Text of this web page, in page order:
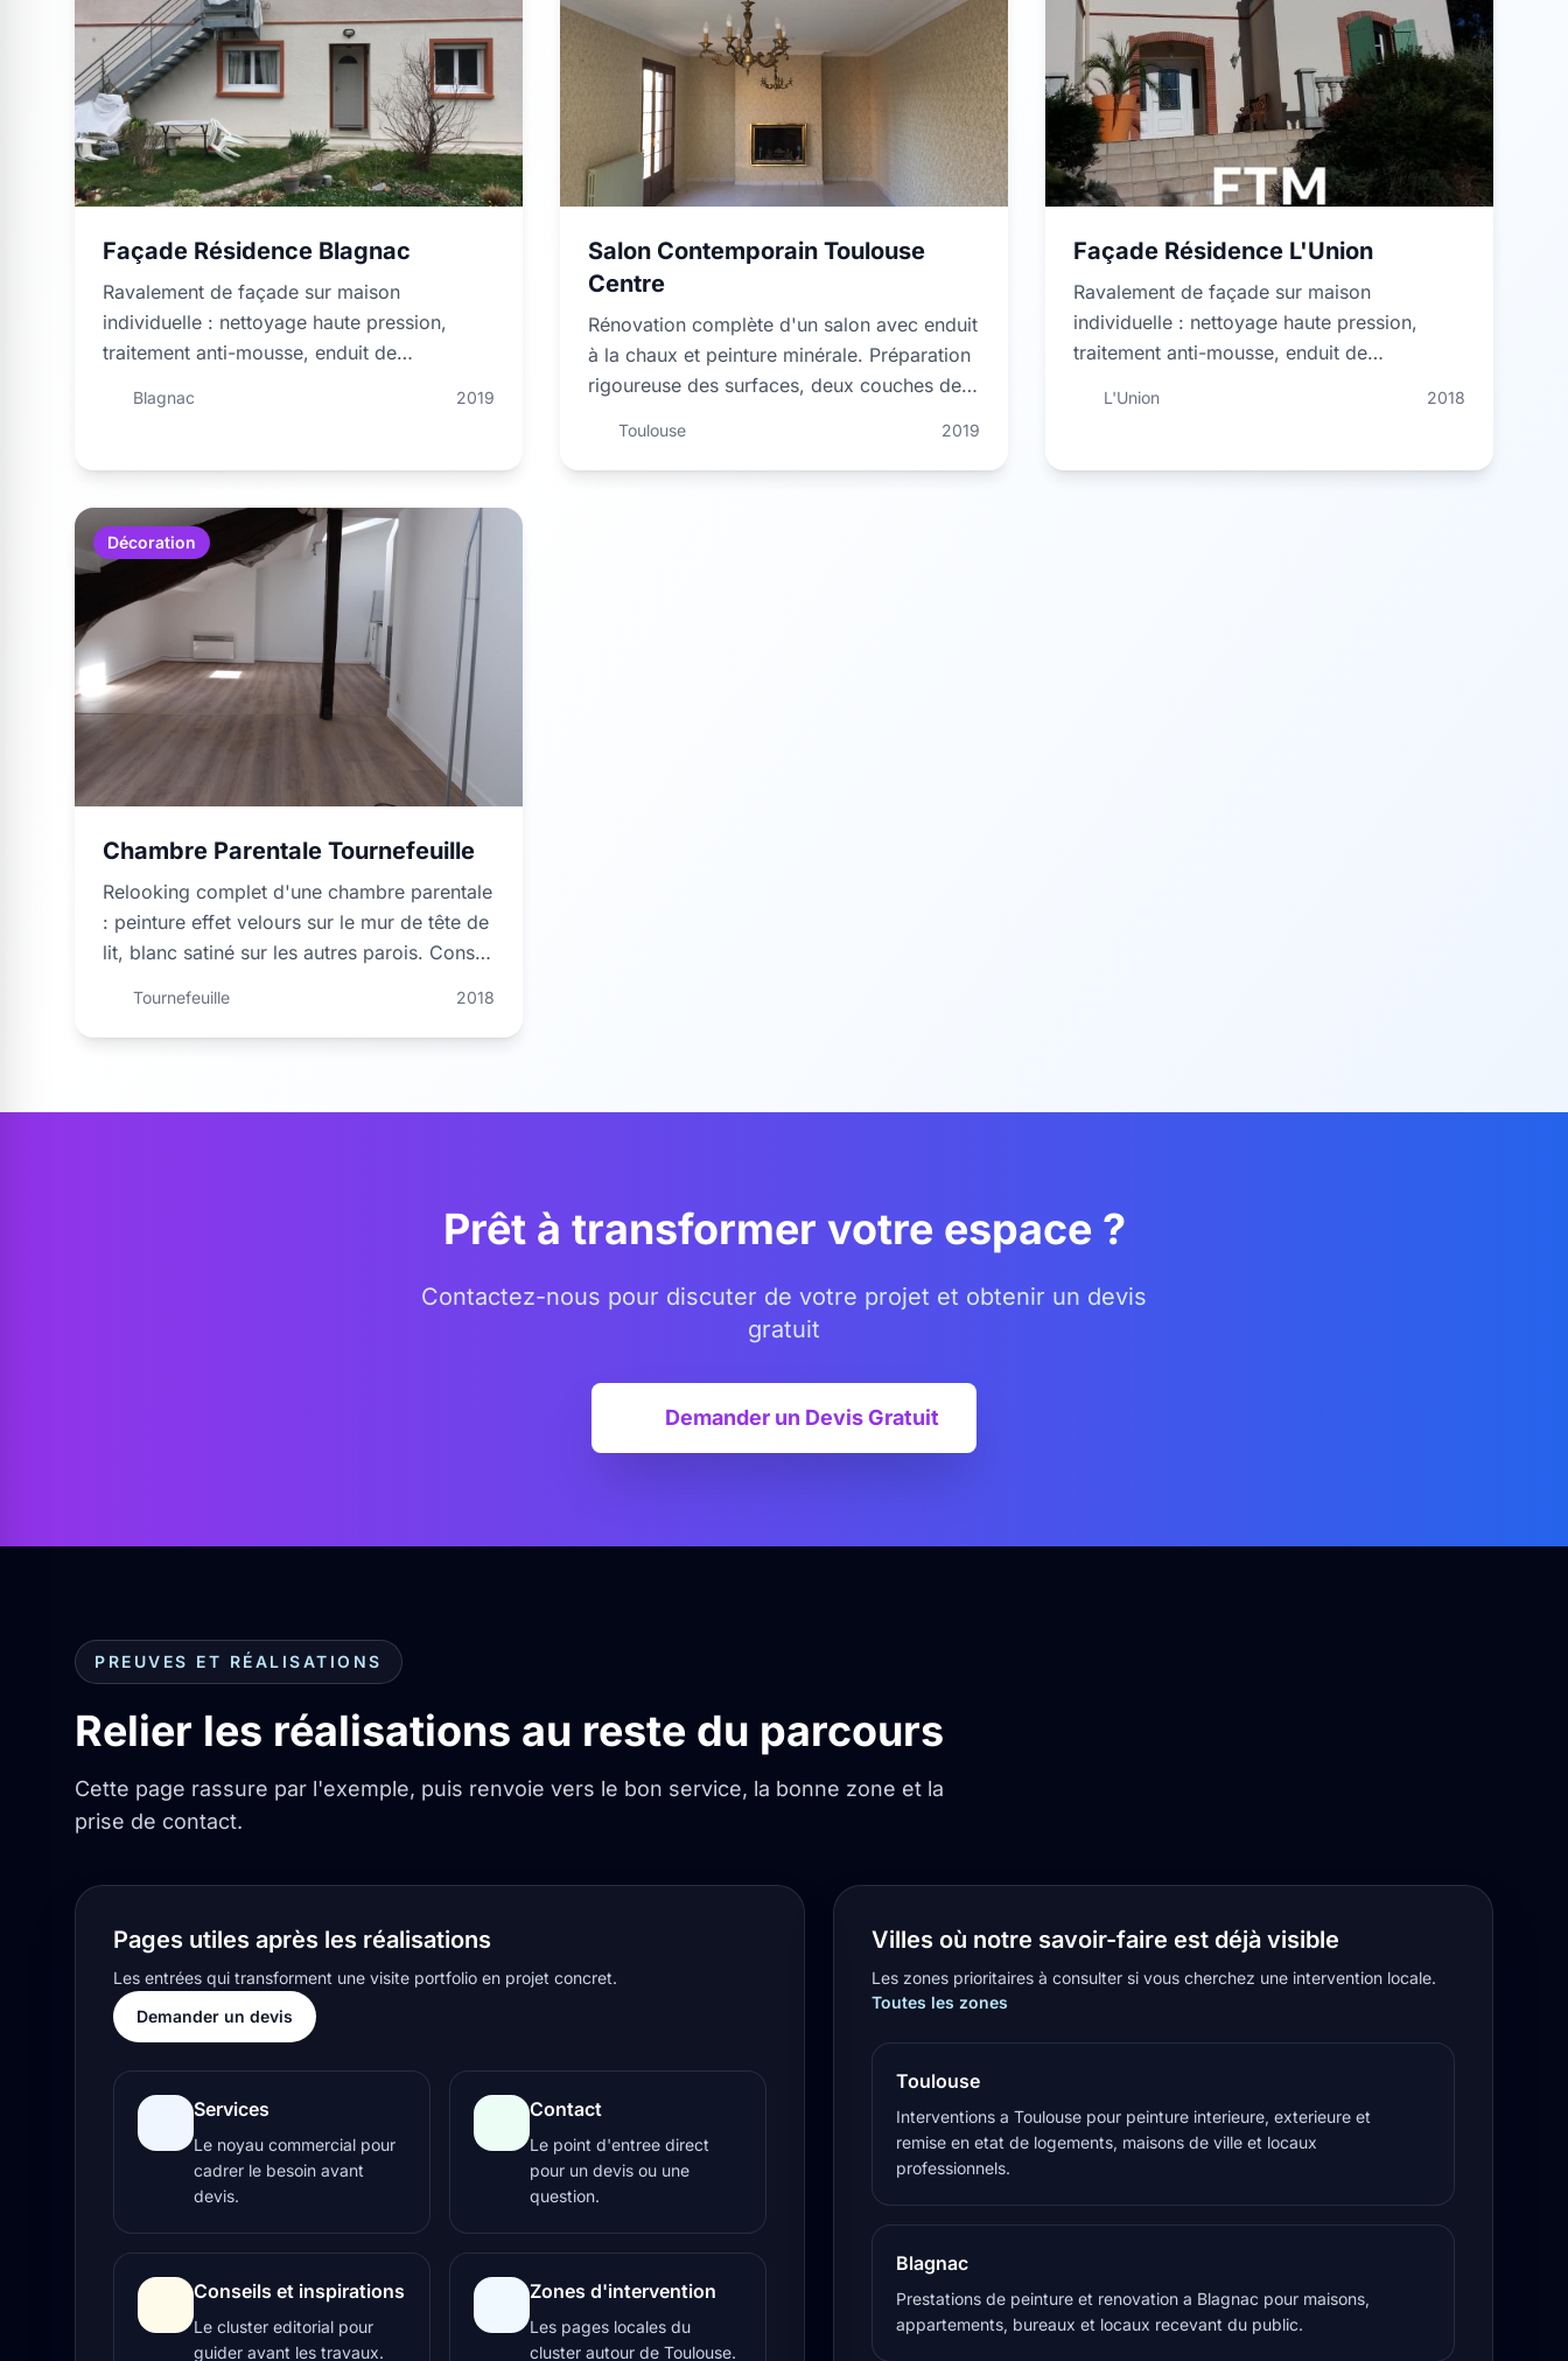
Façade Résidence Blagnac
Ravalement de façade sur maison
individuelle : nettoyage haute pression,
traitement anti-mousse, enduit de
silicone haute résistance.
Blagnac 2019
Salon Contemporain Toulouse
Centre
Rénovation complète d'un salon avec enduit
à la chaux et peinture minérale. Préparation
rigoureuse des surfaces, deux couches de
Toulouse 2019
Façade Résidence L'Union
Ravalement de façade sur maison
individuelle : nettoyage haute pression,
traitement anti-mousse, enduit de
L'Union 2018
Décoration
Chambre Parentale Tournefeuille
Relooking complet d'une chambre parentale
: peinture effet velours sur le mur de tête de
lit, blanc satiné sur les autres parois. Conseil
Tournefeuille 2018
Prêt à transformer votre espace ?
Contactez-nous pour discuter de votre projet et obtenir un devis
gratuit
Demander un Devis Gratuit
PREUVES ET RÉALISATIONS
Relier les réalisations au reste du parcours
Cette page rassure par l'exemple, puis renvoie vers le bon service, la bonne zone et la
prise de contact.
Pages utiles après les réalisations
Les entrées qui transforment une visite portfolio en projet concret.
Demander un devis
Services
Le noyau commercial pour
cadrer le besoin avant
devis.
Contact
Le point d'entree direct
pour un devis ou une
question.
Conseils et inspirations
Le cluster editorial pour
guider avant les travaux.
Zones d'intervention
Les pages locales du
cluster autour de Toulouse.
Villes où notre savoir-faire est déjà visible
Les zones prioritaires à consulter si vous cherchez une intervention locale.
Toutes les zones
Toulouse
Interventions a Toulouse pour peinture interieure, exterieure et
remise en etat de logements, maisons de ville et locaux
professionnels.
Blagnac
Prestations de peinture et renovation a Blagnac pour maisons,
appartements, bureaux et locaux recevant du public.